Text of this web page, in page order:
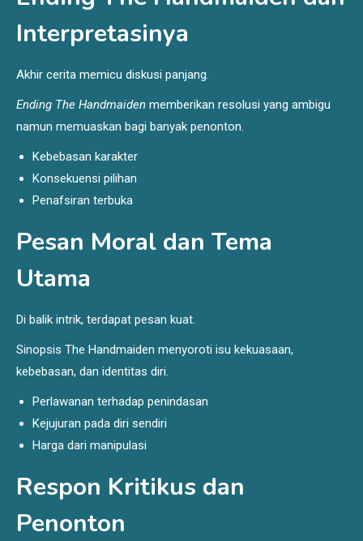
Interpretasinya
Akhir cerita memicu diskusi panjang.
Ending The Handmaiden memberikan resolusi yang ambigu
namun memuaskan bagi banyak penonton.
Kebebasan karakter
Konsekuensi pilihan
Penafsiran terbuka
Pesan Moral dan Tema
Utama
Di balik intrik, terdapat pesan kuat.
Sinopsis The Handmaiden menyoroti isu kekuasaan,
kebebasan, dan identitas diri.
Perlawanan terhadap penindasan
Kejujuran pada diri sendiri
Harga dari manipulasi
Respon Kritikus dan
Penonton